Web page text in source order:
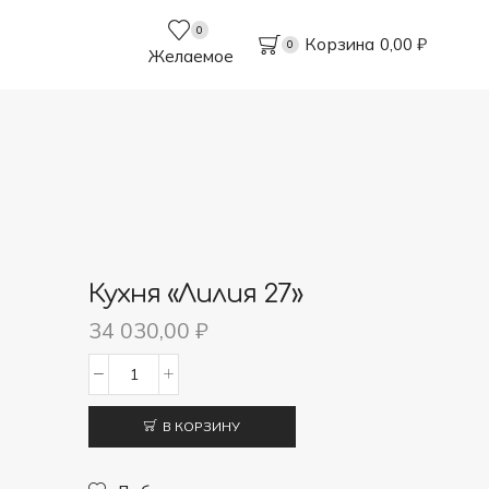
0
Желаемое
0 Корзина 0,00 ₽
Кухня «Лилия 27»
34 030,00₽
товара
Кухня
"Лилия
В КОРЗИНУ